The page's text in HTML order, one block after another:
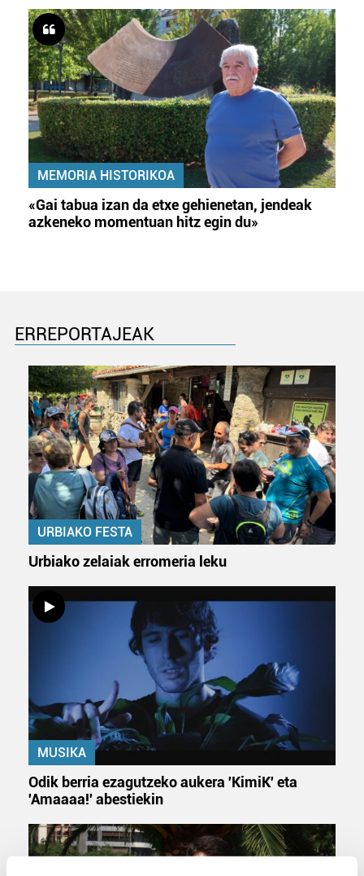
MEMORIA HISTORIKOA
«Gai tabua izan da etxe gehienetan, jendeak
azkeneko momentuan hitz egin du»
ERREPORTAJEAK
URBIAKO FESTA
Urbiako zelaiak erromeria leku
MUSIKA
Odik berria ezagutzeko aukera 'KimiK' eta
'Amaaaa!' abestiekin